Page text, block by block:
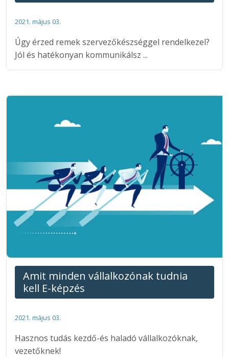
2021. május 03.
Úgy érzed remek szervezőkészséggel rendelkezel?
Jól és hatékonyan kommunikálsz ...
Amit minden vállalkozónak tudnia
kell E-képzés
2021. május 03.
Hasznos tudás kezdő-és haladó vállalkozóknak,
vezetőknek!